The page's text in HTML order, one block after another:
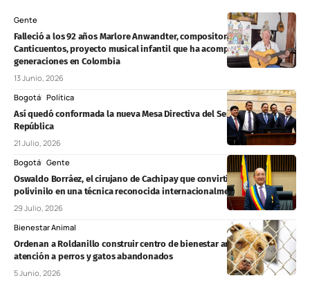
Gente
Falleció a los 92 años Marlore Anwandter, compositora y creadora de
Canticuentos, proyecto musical infantil que ha acompañado a tres
generaciones en Colombia
13 Junio, 2026
Bogotá Política
Así quedó conformada la nueva Mesa Directiva del Senado de la
República
21 Julio, 2026
Bogotá Gente
Oswaldo Borráez, el cirujano de Cachipay que convirtió una bolsa de
polivinilo en una técnica reconocida internacionalmente
29 Julio, 2026
Bienestar Animal
Ordenan a Roldanillo construir centro de bienestar animal y fortalecer
atención a perros y gatos abandonados
5 Junio, 2026